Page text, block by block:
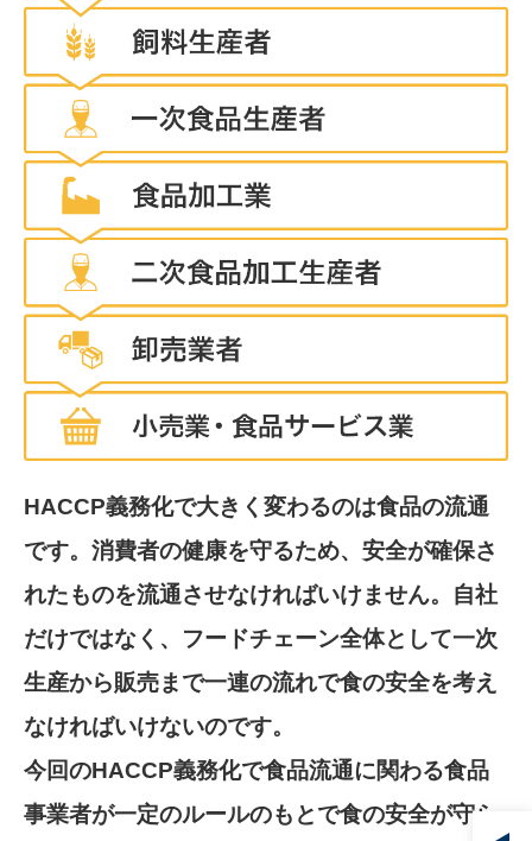
HACCP義務化で大きく変わるのは食品の流通
です。消費者の健康を守るため、安全が確保さ
れたものを流通させなければいけません。自社
だけではなく、フードチェーン全体として一次
生産から販売まで一連の流れで食の安全を考え
なければいけないのです。
今回のHACCP義務化で食品流通に関わる食品
事業者が一定のルールのもとで食の安全が守ら